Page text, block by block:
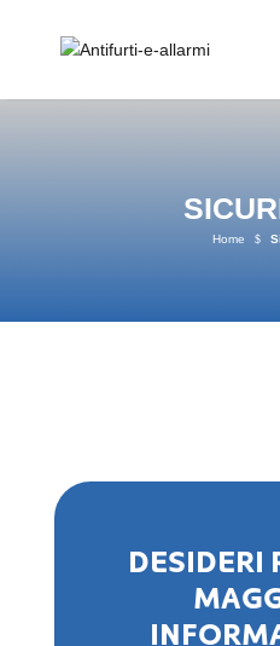
Home $
DESIDERI